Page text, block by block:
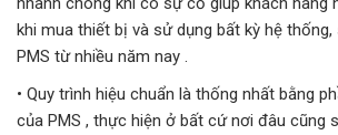
khi mua thiết bị và sử dụng bất kỳ hệ
PMS từ nhiều năm nay .
• Quy trình hiệu chuẩn là thống nhất bằng
của PMS , thực hiện ở bất cứ nơi đâu cũng